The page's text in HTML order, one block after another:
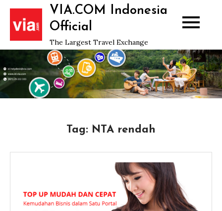
Skip
content
VIA.COM Indonesia
Official
The Largest Travel Exchange
Tag: NTA rendah